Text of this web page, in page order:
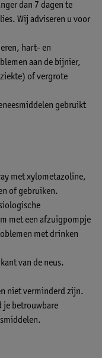
dan 7 dagen te
Wij adviseren u voor
hart- en
aan de bijnier,
of vergrote
gebruikt
met xylometazoline,
of gebruiken.
met een afzuigpompje
met drinken
van de neus.
niet verminderd zijn.
je betrouwbare